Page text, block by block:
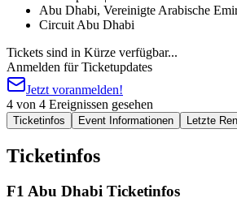
Abu Dhabi, Vereinigte Arabische
Circuit Abu Dhabi
Tickets sind in Kürze verfügbar...
Anmelden für Ticketupdates
Jetzt voranmelden!
4 von 4 Ereignissen gesehen
Ticketinfos Event Informationen Letzte
Ticketinfos
F1 Abu Dhabi Ticketinfos